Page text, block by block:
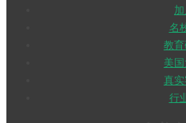
名
教
美
真
行